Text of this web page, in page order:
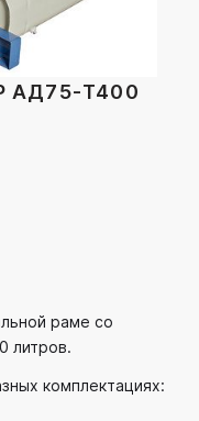
АД75-T400
раме со
литров.
комплектациях: